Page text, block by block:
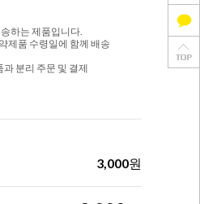
하는 제품입니다.
제품 수령일에 함께 배송
분리 주문 및 결제
3,000원